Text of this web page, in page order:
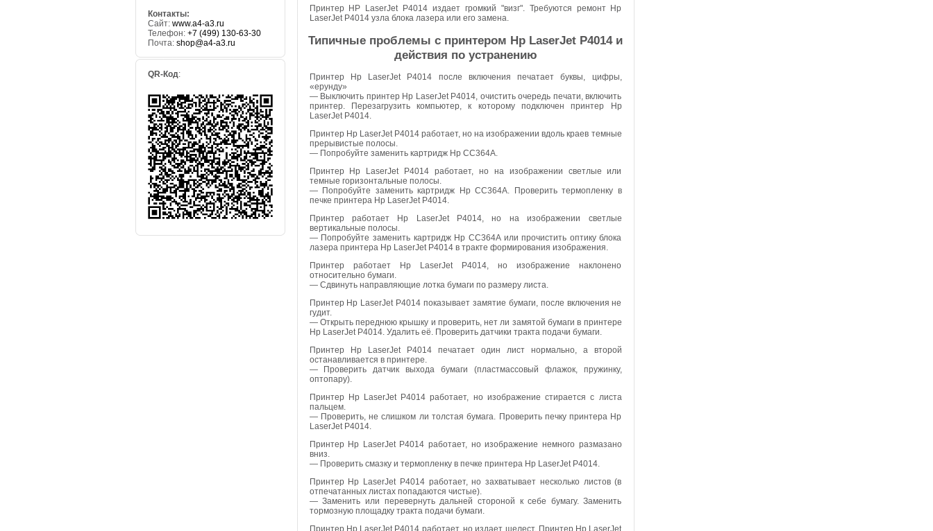
Контакты:
Сайт: www.a4-a3.ru
Телефон: +7 (499) 130-63-30
Почта: shop@a4-a3.ru
QR-Код:
Принтер HP LaserJet P4014 издает громкий "визг". Требуются ремонт Hp
LaserJet P4014 узла блока лазера или его замена.
Типичные проблемы с принтером Hp LaserJet P4014 и
действия по устранению
Принтер Hp LaserJet P4014 после включения печатает буквы, цифры,
«ерунду»
— Выключить принтер Hp LaserJet P4014, очистить очередь печати, включить
принтер. Перезагрузить компьютер, к которому подключен принтер Hp
LaserJet P4014.
Принтер Hp LaserJet P4014 работает, но на изображении вдоль краев темные
прерывистые полосы.
— Попробуйте заменить картридж Hp CC364A.
Принтер Hp LaserJet P4014 работает, но на изображении светлые или
темные горизонтальные полосы.
— Попробуйте заменить картридж Hp CC364A. Проверить термопленку в
печке принтера Hp LaserJet P4014.
Принтер работает Hp LaserJet P4014, но на изображении светлые
вертикальные полосы.
— Попробуйте заменить картридж Hp CC364A или прочистить оптику блока
лазера принтера Hp LaserJet P4014 в тракте формирования изображения.
Принтер работает Hp LaserJet P4014, но изображение наклонено
относительно бумаги.
— Сдвинуть направляющие лотка бумаги по размеру листа.
Принтер Hp LaserJet P4014 показывает замятие бумаги, после включения не
гудит.
— Открыть переднюю крышку и проверить, нет ли замятой бумаги в принтере
Hp LaserJet P4014. Удалить её. Проверить датчики тракта подачи бумаги.
Принтер Hp LaserJet P4014 печатает один лист нормально, а второй
останавливается в принтере.
— Проверить датчик выхода бумаги (пластмассовый флажок, пружинку,
оптопару).
Принтер Hp LaserJet P4014 работает, но изображение стирается с листа
пальцем.
— Проверить, не слишком ли толстая бумага. Проверить печку принтера Hp
LaserJet P4014.
Принтер Hp LaserJet P4014 работает, но изображение немного размазано
вниз.
— Проверить смазку и термопленку в печке принтера Hp LaserJet P4014.
Принтер Hp LaserJet P4014 работает, но захватывает несколько листов (в
отпечатанных листах попадаются чистые).
— Заменить или перевернуть дальней стороной к себе бумагу. Заменить
тормозную площадку тракта подачи бумаги.
Принтер Hp LaserJet P4014 работает, но издает шелест. Принтер Hp LaserJet